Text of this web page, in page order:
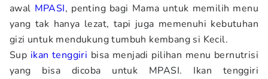
awal MPASI, penting bagi Mama untuk memilih menu
yang tak hanya lezat, tapi juga memenuhi kebutuhan
gizi untuk mendukung tumbuh kembang si Kecil.
Sup ikan tenggiri bisa menjadi pilihan menu bernutrisi
yang bisa dicoba untuk MPASI. Ikan tenggiri